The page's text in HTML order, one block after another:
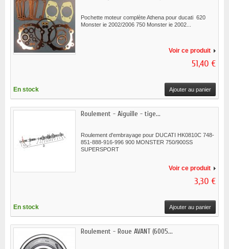
Pochette moteur complète Athena pour ducati 620
Monster ie 2002/2006 750 Monster ie 2002...
Voir ce produit
51,40 €
En stock Ajouter au panier
Roulement - Aiguille - tige...
Roulement d'embrayage pour DUCATI HK0810C 748-
851-888-916-996 900 MONSTER 750/900SS
SUPERSPORT
Voir ce produit
3,30 €
En stock Ajouter au panier
Roulement - Roue AVANT (6005...